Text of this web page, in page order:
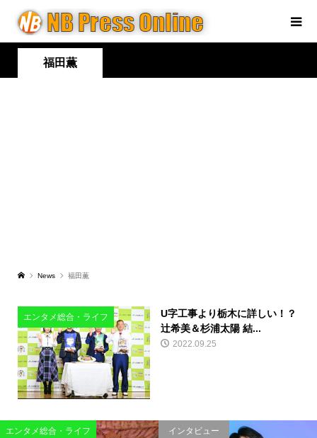
福田薫
News 福田薫
エンタメ総合・ライフ
U字工事より栃木に詳しい！？
辻希美＆杉浦太陽 結...
2022.09.25
エンタメ総合・ライフ インタビュー